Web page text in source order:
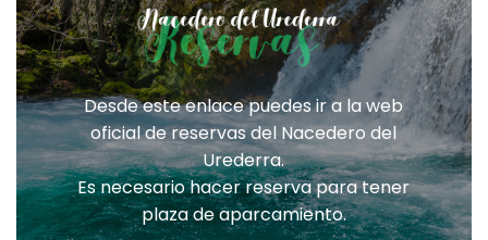
Desde este enlace puedes ir a la web
oficial de reservas del Nacedero del
Urederra.
Es necesario hacer reserva para tener
plaza de aparcamiento.